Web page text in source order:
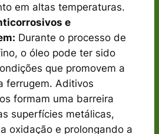
em altas temperaturas.
e
Durante o processo de
o óleo pode ter sido
que promovem a
ferrugem. Aditivos
formam uma barreira
superfícies metálicas,
oxidação e prolongando a